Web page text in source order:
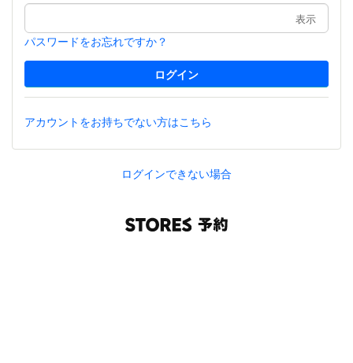
表示
パスワードをお忘れですか？
アカウントをお持ちでない方はこちら
ログインできない場合